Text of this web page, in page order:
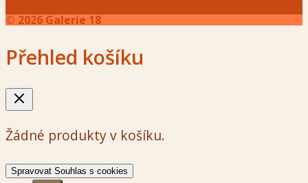
© 2026 Galerie 18
Přehled košíku
Žádné produkty v košíku.
Spravovat Souhlas s cookies